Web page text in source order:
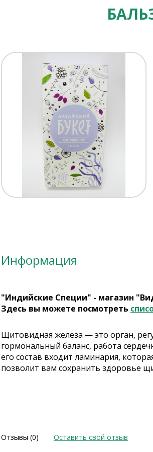
Информация
"Индийские Специи" - магазин
Здесь вы можете посмотреть
Щитовидная железа — это орган,
гормональный баланс, работа
его состав входит ламинария,
позволит вам сохранить здоровье
Отзывы (0) Оставить свой отзыв